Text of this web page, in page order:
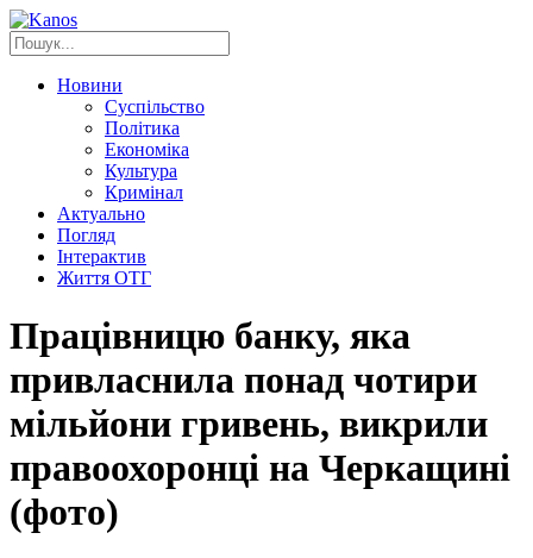
Новини
Суспільство
Політика
Економіка
Культура
Кримінал
Актуально
Погляд
Інтерактив
Життя ОТГ
Працівницю банку, яка
привласнила понад чотири
мільйони гривень, викрили
правоохоронці на Черкащині
(фото)